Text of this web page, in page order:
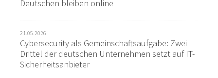
Deutschen bleiben online
21.05.2026
Cybersecurity als Gemeinschaftsaufgabe: Zwei
Drittel der deutschen Unternehmen setzt auf IT-
Sicherheitsanbieter